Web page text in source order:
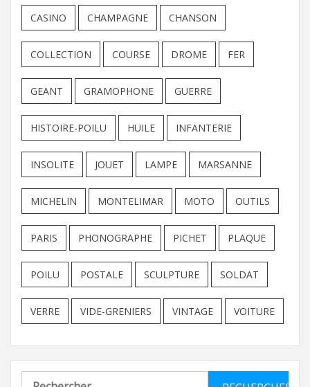
CASINO CHAMPAGNE CHANSON
COLLECTION COURSE DROME FER
GEANT GRAMOPHONE GUERRE
HISTOIRE-POILU HUILE INFANTERIE
INSOLITE JOUET LAMPE MARSANNE
MICHELIN MONTELIMAR MOTO OUTILS
PARIS PHONOGRAPHE PICHET PLAQUE
POILU POSTALE SCULPTURE SOLDAT
VERRE VIDE-GRENIERS VINTAGE VOITURE
Rechercher :